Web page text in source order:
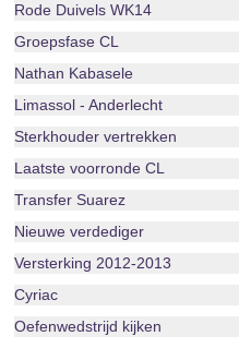
Rode Duivels WK14
Groepsfase CL
Nathan Kabasele
Limassol - Anderlecht
Sterkhouder vertrekken
Laatste voorronde CL
Transfer Suarez
Nieuwe verdediger
Versterking 2012-2013
Cyriac
Oefenwedstrijd kijken